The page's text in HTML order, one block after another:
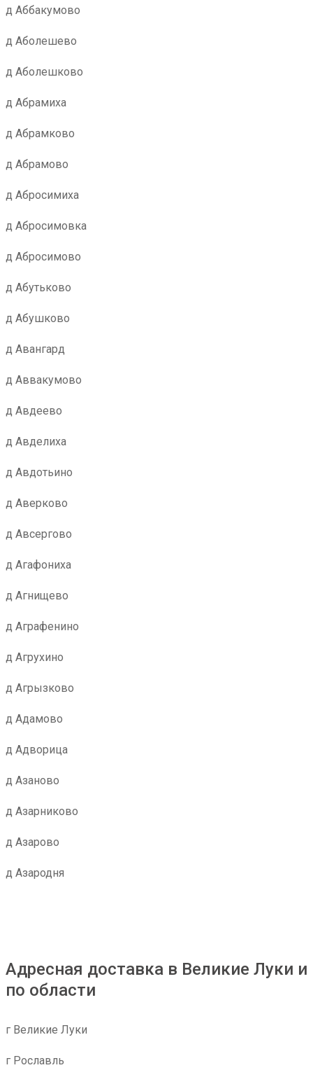
д Аббакумово
д Аболешево
д Аболешково
д Абрамиха
д Абрамково
д Абрамово
д Абросимиха
д Абросимовка
д Абросимово
д Абутьково
д Абушково
д Авангард
д Аввакумово
д Авдеево
д Авделиха
д Авдотьино
д Аверково
д Авсергово
д Агафониха
д Агнищево
д Аграфенино
д Агрухино
д Агрызково
д Адамово
д Адворица
д Азаново
д Азарниково
д Азарово
д Азародня
Адресная доставка в Великие Луки и
по области
г Великие Луки
г Рославль